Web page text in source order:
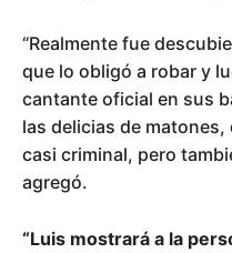
“Realmente fue
que lo obligó a robar y
cantante oficial en sus
las delicias de
casi criminal, pero
agregó.
“Luis mostrará a la